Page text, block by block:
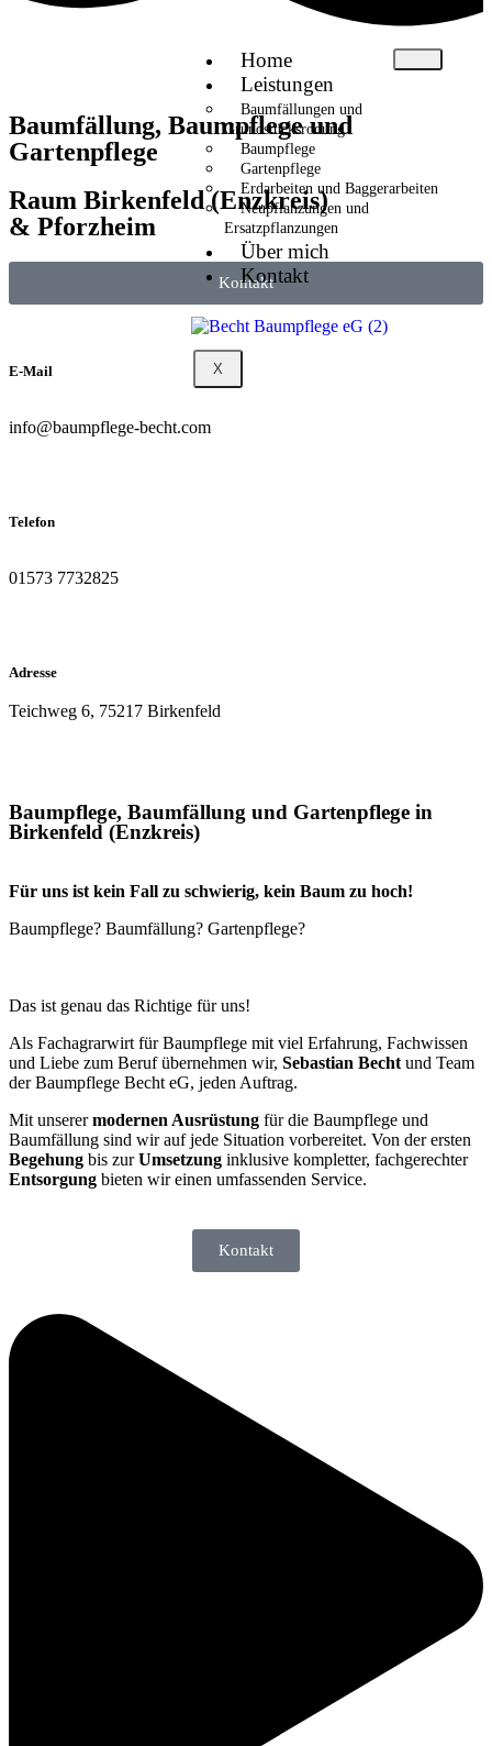
Home
Leistungen
Baumfällungen und
Grundstücksrodung
Baumpflege
Gartenpflege
Erdarbeiten und Baggerarbeiten
Neupflanzungen und
Ersatzpflanzungen
Über mich
Kontakt
X
Baumfällung, Baumpflege und
Gartenpflege
Raum Birkenfeld (Enzkreis)
& Pforzheim
Kontakt
E-Mail
info@baumpflege-becht.com
Telefon
01573 7732825
Adresse
Teichweg 6, 75217 Birkenfeld
Baumpflege, Baumfällung und Gartenpflege in
Birkenfeld (Enzkreis)
Für uns ist kein Fall zu schwierig, kein Baum zu hoch!
Baumpflege? Baumfällung? Gartenpflege?
Das ist genau das Richtige für uns!
Als Fachagrarwirt für Baumpflege mit viel Erfahrung, Fachwissen
und Liebe zum Beruf übernehmen wir, Sebastian Becht und Team
der Baumpflege Becht eG, jeden Auftrag.
Mit unserermodernen Ausrüstung für die Baumpflege und
Baumfällung sind wir auf jede Situation vorbereitet. Von der ersten
Begehung bis zurUmsetzung inklusive kompletter, fachgerechter
Entsorgung bieten wir einen umfassenden Service.
Kontakt